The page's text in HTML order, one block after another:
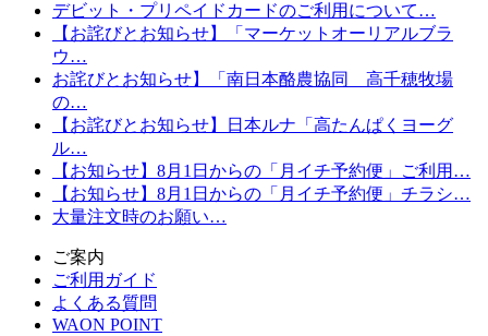
デビット・プリペイドカードのご利用について…
【お詫びとお知らせ】「マーケットオーリアルブラ
ウ…
お詫びとお知らせ】「南日本酪農協同 高千穂牧場
の…
【お詫びとお知らせ】日本ルナ「高たんぱくヨーグ
ル…
【お知らせ】8月1日からの「月イチ予約便」ご利用…
【お知らせ】8月1日からの「月イチ予約便」チラシ…
大量注文時のお願い…
ご案内
ご利用ガイド
よくある質問
WAON POINT